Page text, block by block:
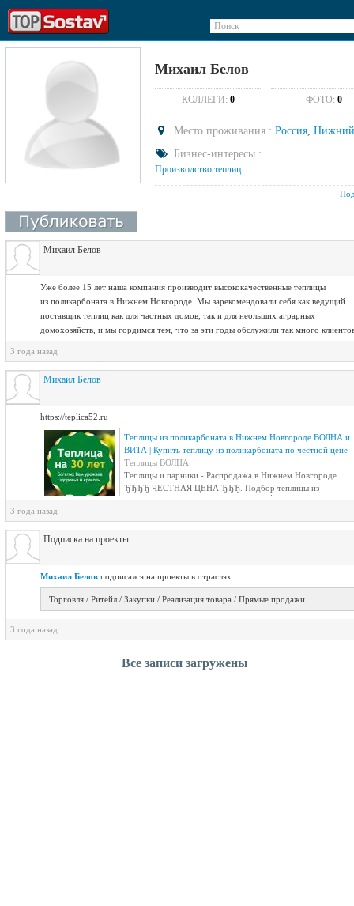
Поиск
Михаил Белов
КОЛЛЕГИ: 0 ФОТО: 0
Место проживания : Россия, Нижний
Бизнес-интересы :
Производство теплиц
Михаил Белов
Уже более 15 лет наша компания производит высококачественные теплицы
из поликарбоната в Нижнем Новгороде. Мы зарекомендовали себя как ведущий
поставщик теплиц как для частных домов, так и для неольших аграрных
домохозяйств, и мы гордимся тем, что за эти годы обслужили так много
3 года назад
Михаил Белов
https://teplica52.ru
Теплицы из поликарбоната в Нижнем Новгороде ВОЛНА и
ВИТА | Купить теплицу из поликарбоната по честной цене
Теплицы ВОЛНА
Теплицы и парники - Распродажа в Нижнем Новгороде
ЂЂЂЂ ЧЕСТНАЯ ЦЕНА ЂЂЂ. Подбор теплицы из
теплицы. Скидки и акции! Купите теплицу по низкой цене от 4х метров. Доставка
3 года назад
Подписка на проекты
Михаил Белов подписался на проекты в отраслях:
Торговля / Ритейл / Закупки / Реализация товара / Прямые продажи
3 года назад
Все записи загружены